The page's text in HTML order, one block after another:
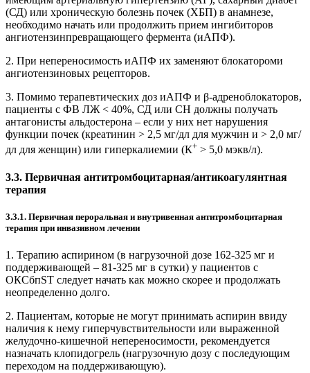
(СД) или хроническую болезнь почек (ХБП) в анамнезе,
необходимо начать или продолжить прием ингибиторов
ангиотензинпревращающего фермента (иАПФ).
2. При непереносимость иАПФ их заменяют блокатороми
ангиотензиновых рецепторов.
3. Помимо терапевтических доз иАПФ и β-адрено­блокаторов,
пациенты с ФВ ЛЖ < 40%, СД или СН должны получать
антагонисты альдостерона – если у них нет нарушения
функции почек (креатинин > 2,5 мг/дл для мужчин и > 2,0 мг/
дл для женщин) или гиперкалиемии (К+ > 5,0 мэкв/л).
3.3. Первичная антитромбоцитарная/антикоагулянтная
терапия
3.3.1. Первичная пероральная и внутривенная антитромбоцитарная
терапия при инвазивном лечении
1. Терапию аспирином (в нагрузочной дозе 162-325 мг и
поддерживающей – 81-325 мг в сутки) у пациентов с
ОКСбпST следует начать как можно скорее и продолжать
неопределенно долго.
2. Пациентам, которые не могут принимать ас­пирин ввиду
наличия к нему гиперчувствительности или выраженной
желудочно-кишечной непереносимости, рекомендуется
назначать клопидогрель (нагрузочную дозу с последующим
переходом на поддерживающую).